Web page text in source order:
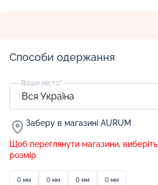
Способи одержання
Ваше місто*
Заберу в магазині AURUM
Щоб переглянути магазини, виберіть
розмір
0 мм 0 мм 0 мм 0 мм